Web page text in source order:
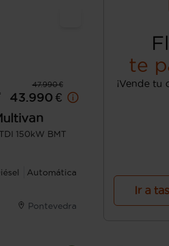
47.990 €
43.990 €
150kW BMT
Automática
Pontevedra
te
¡Vende tu
Ir a